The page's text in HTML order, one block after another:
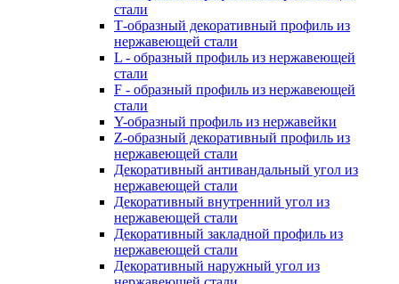
стали
Т-образный декоративный профиль из
нержавеющей стали
L - образный профиль из нержавеющей
стали
F - образный профиль из нержавеющей
стали
Y-образный профиль из нержавейки
Z-образный декоративный профиль из
нержавеющей стали
Декоративный антивандальный угол из
нержавеющей стали
Декоративный внутренний угол из
нержавеющей стали
Декоративный закладной профиль из
нержавеющей стали
Декоративный наружный угол из